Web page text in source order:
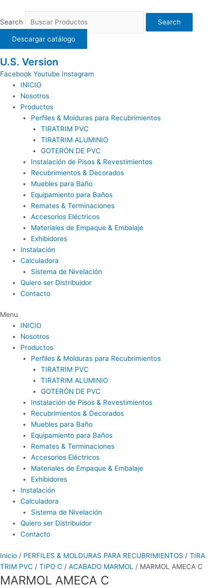
contenido
Search Search
Descargar catálogo
U.S. Version
Facebook Youtube Instagram
INICIO
Nosotros
Productos
Perfiles & Molduras para Recubrimientos
TIRATRIM PVC
TIRATRIM ALUMINIO
GOTERÓN DE PVC
Instalación de Pisos & Revestimientos
Recubrimientos & Decorados
Muebles para Baño
Equipamiento para Baños
Remates & Terminaciones
Accesorios Eléctricos
Materiales de Empaque & Embalaje
Exhibidores
Instalación
Calculadora
Sistema de Nivelación
Quiero ser Distribuidor
Contacto
Menu
INICIO
Nosotros
Productos
Perfiles & Molduras para Recubrimientos
TIRATRIM PVC
TIRATRIM ALUMINIO
GOTERÓN DE PVC
Instalación de Pisos & Revestimientos
Recubrimientos & Decorados
Muebles para Baño
Equipamiento para Baños
Remates & Terminaciones
Accesorios Eléctricos
Materiales de Empaque & Embalaje
Exhibidores
Instalación
Calculadora
Sistema de Nivelación
Quiero ser Distribuidor
Contacto
Inicio / PERFILES & MOLDURAS PARA RECUBRIMIENTOS / TIRA
TRIM PVC / TIPO C / ACABADO MARMOL / MARMOL AMECA C
MARMOL AMECA C